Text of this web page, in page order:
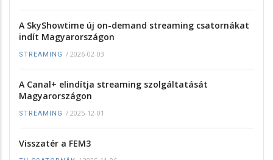
A SkyShowtime új on-demand streaming csatornákat
indít Magyarországon
STREAMING / 2026-02-03
A Canal+ elindítja streaming szolgáltatását
Magyarországon
STREAMING / 2025-12-01
Visszatér a FEM3